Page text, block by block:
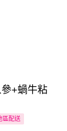
+蝸牛粘
區配送